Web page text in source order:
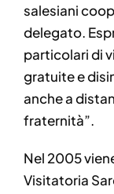
salesiani
delegato.
particolari di
gratuite e
anche a
fraternità”.
Nel 2005
Visitatoria